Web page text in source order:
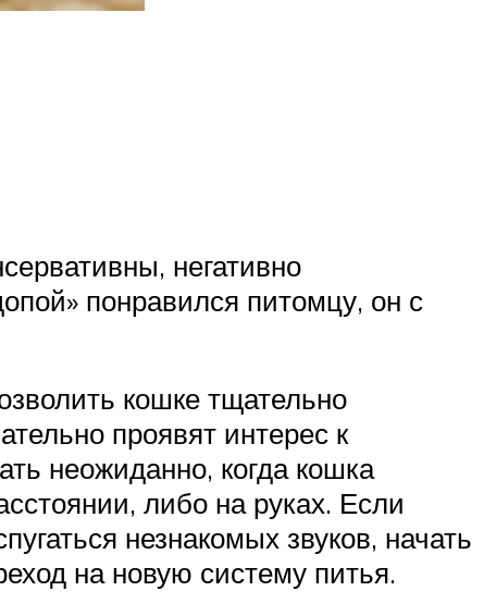
негативно
понравился питомцу, он с
кошке тщательно
проявят интерес к
неожиданно, когда кошка
либо на руках. Если
незнакомых звуков, начать
на новую систему питья.